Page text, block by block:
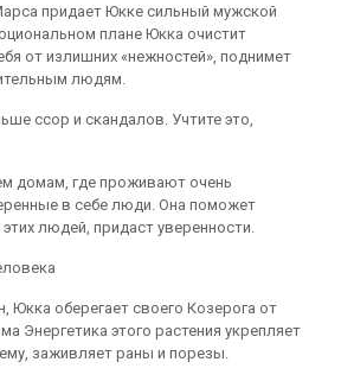
придает Юкке сильный мужской
плане Юкка очистит
от излишних «нежностей», поднимет
людям.
ссор и скандалов. Учтите это,
домам, где проживают очень
в себе люди. Она поможет
людей, придаст уверенности.
Юкка оберегает своего Козерога от
Энергетика этого растения укрепляет
заживляет раны и порезы.